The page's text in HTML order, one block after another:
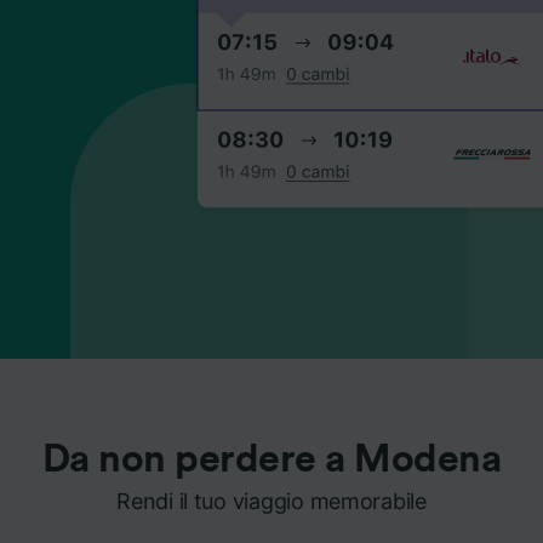
Da non perdere a Modena
Rendi il tuo viaggio memorabile